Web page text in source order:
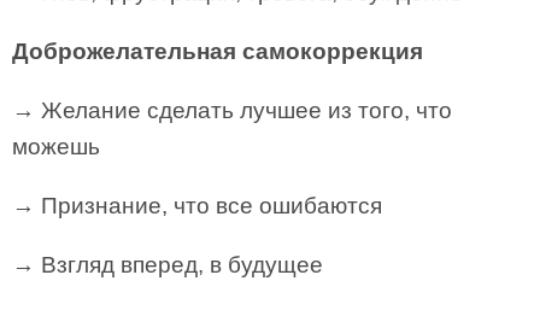
Доброжелательная самокоррекция
→ Желание сделать лучшее из того, что
можешь
→ Признание, что все ошибаются
→ Взгляд вперед, в будущее